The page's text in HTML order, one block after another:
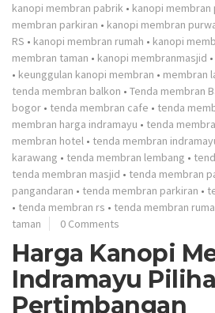
kanopi membran pabrik • kanopi membran
membran parkiran • kanopi membran
RS • kanopi membran rumah • kanopi
membran taman • kanopi membranmasjid •
• keunggulan kanopi membran • membran
tenda membran balkon • Tenda membran
bogor • tenda membran cafe • tenda
membran harga indramayu • tenda
membran hotel • tenda membran
karawang • tenda membran lembang •
tenda membran masjid • tenda membran
pangandaran • tenda membran parkiran •
• tenda membran rs • tenda membran
taman
0 Comments
Harga Kanopi
Indramayu
Pertimbangan